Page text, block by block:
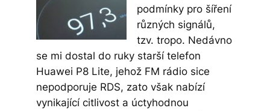
podmínky pro šíření
různých signálů,
tzv. tropo. Nedávno
se mi dostal do ruky starší telefon
Huawei P8 Lite, jehož FM rádio sice
nepodporuje RDS, zato však nabízí
vynikající citlivost a úctyhodnou